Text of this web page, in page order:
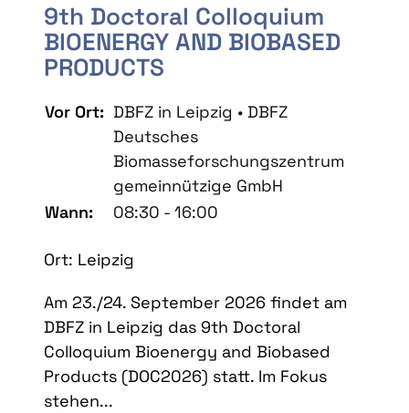
9th Doctoral Colloquium
BIOENERGY AND BIOBASED
PRODUCTS
Vor Ort: DBFZ in Leipzig • DBFZ
Deutsches
Biomasseforschungszentrum
gemeinnützige GmbH
Wann:
08:30 - 16:00
Ort: Leipzig
Am 23./24. September 2026 findet am
DBFZ in Leipzig das 9th Doctoral
Colloquium Bioenergy and Biobased
Products (DOC2026) statt. Im Fokus
stehen...